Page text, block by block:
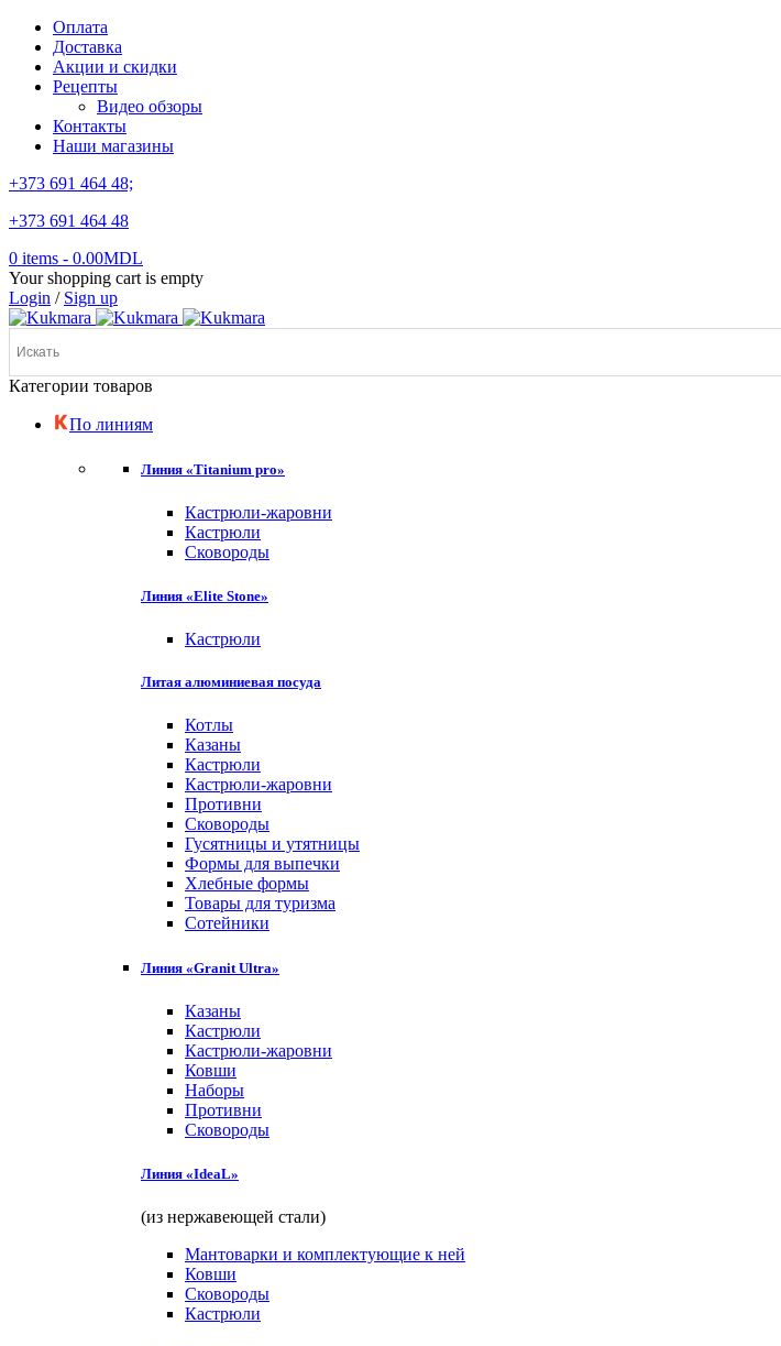
Оплата
Доставка
Акции и скидки
Рецепты
Видео обзоры
Контакты
Наши магазины
+373 691 464 48;
+373 691 464 48
0 items - 0.00MDL
Your shopping cart is empty
Login / Sign up
Категории товаров
По линиям
Линия «Titanium pro»
Кастрюли-жаровни
Кастрюли
Сковороды
Линия «Elite Stone»
Кастрюли
Литая алюминиевая посуда
Котлы
Казаны
Кастрюли
Кастрюли-жаровни
Противни
Сковороды
Гусятницы и утятницы
Формы для выпечки
Хлебные формы
Товары для туризма
Сотейники
Линия «Granit Ultra»
Казаны
Кастрюли
Кастрюли-жаровни
Ковши
Наборы
Противни
Сковороды
Линия «IdeaL»
(из нержавеющей стали)
Мантоварки и комплектующие к ней
Ковши
Сковороды
Кастрюли